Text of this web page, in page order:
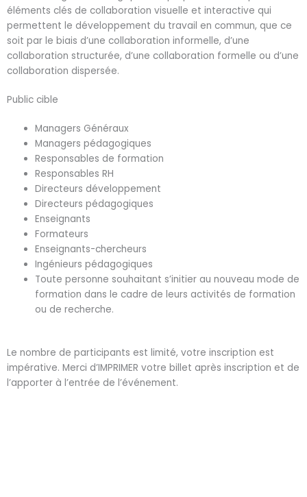
éléments clés de collaboration visuelle et interactive qui
permettent le développement du travail en commun, que ce
soit par le biais d’une collaboration informelle, d’une
collaboration structurée, d’une collaboration formelle ou d’une
collaboration dispersée.
Public cible
Managers Généraux
Managers pédagogiques
Responsables de formation
Responsables RH
Directeurs développement
Directeurs pédagogiques
Enseignants
Formateurs
Enseignants-chercheurs
Ingénieurs pédagogiques
Toute personne souhaitant s’initier au nouveau mode de
formation dans le cadre de leurs activités de formation
ou de recherche.
Le nombre de participants est limité, votre inscription est
impérative. Merci d’IMPRIMER votre billet après inscription et de
l’apporter à l’entrée de l’événement.